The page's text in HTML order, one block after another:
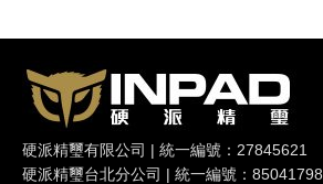
硬派精璽有限公司 | 統一編號：27845621
硬派精璽台北分公司 | 統一編號：85041798